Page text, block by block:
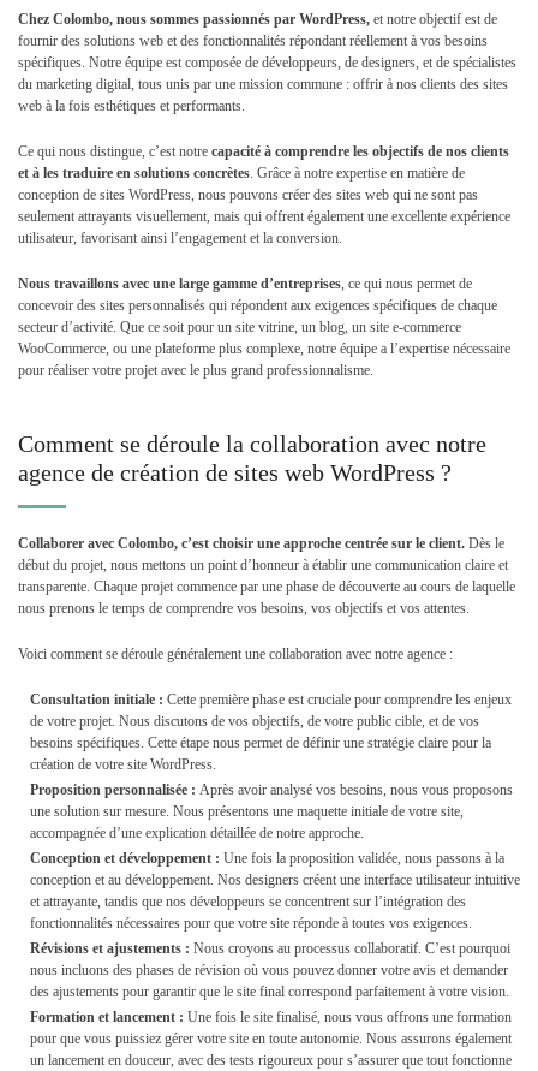
Chez Colombo, nous sommes passionnés par WordPress, et notre objectif est de
fournir des solutions web et des fonctionnalités répondant réellement à vos besoins
spécifiques. Notre équipe est composée de développeurs, de designers, et de spécialistes
du marketing digital, tous unis par une mission commune : offrir à nos clients des sites
web à la fois esthétiques et performants.
Ce qui nous distingue, c’est notre capacité à comprendre les objectifs de nos clients
et à les traduire en solutions concrètes. Grâce à notre expertise en matière de
conception de sites WordPress, nous pouvons créer des sites web qui ne sont pas
seulement attrayants visuellement, mais qui offrent également une excellente expérience
utilisateur, favorisant ainsi l’engagement et la conversion.
Nous travaillons avec une large gamme d’entreprises, ce qui nous permet de
concevoir des sites personnalisés qui répondent aux exigences spécifiques de chaque
secteur d’activité. Que ce soit pour un site vitrine, un blog, un site e-commerce
WooCommerce, ou une plateforme plus complexe, notre équipe a l’expertise nécessaire
pour réaliser votre projet avec le plus grand professionnalisme.
Comment se déroule la collaboration avec notre
agence de création de sites web WordPress ?
Collaborer avec Colombo, c’est choisir une approche centrée sur le client. Dès le
début du projet, nous mettons un point d’honneur à établir une communication claire et
transparente. Chaque projet commence par une phase de découverte au cours de laquelle
nous prenons le temps de comprendre vos besoins, vos objectifs et vos attentes.
Voici comment se déroule généralement une collaboration avec notre agence :
Consultation initiale : Cette première phase est cruciale pour comprendre les enjeux
de votre projet. Nous discutons de vos objectifs, de votre public cible, et de vos
besoins spécifiques. Cette étape nous permet de définir une stratégie claire pour la
création de votre site WordPress.
Proposition personnalisée : Après avoir analysé vos besoins, nous vous proposons
une solution sur mesure. Nous présentons une maquette initiale de votre site,
accompagnée d’une explication détaillée de notre approche.
Conception et développement : Une fois la proposition validée, nous passons à la
conception et au développement. Nos designers créent une interface utilisateur intuitive
et attrayante, tandis que nos développeurs se concentrent sur l’intégration des
fonctionnalités nécessaires pour que votre site réponde à toutes vos exigences.
Révisions et ajustements : Nous croyons au processus collaboratif. C’est pourquoi
nous incluons des phases de révision où vous pouvez donner votre avis et demander
des ajustements pour garantir que le site final correspond parfaitement à votre vision.
Formation et lancement : Une fois le site finalisé, nous vous offrons une formation
pour que vous puissiez gérer votre site en toute autonomie. Nous assurons également
un lancement en douceur, avec des tests rigoureux pour s’assurer que tout fonctionne